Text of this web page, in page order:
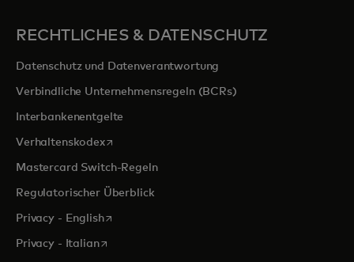
RECHTLICHES & DATENSCHUTZ
Datenschutz und Datenverantwortung
Verbindliche Unternehmensregeln (BCRs)
Interbankenentgelte
Verhaltenskodexwird in einer neuen Registerkarte geöffnet
Mastercard Switch-Regeln
Regulatorischer Überblick
Privacy - Englishwird in einer neuen Registerkarte geöffnet
Privacy - Italianwird in einer neuen Registerkarte geöffnet